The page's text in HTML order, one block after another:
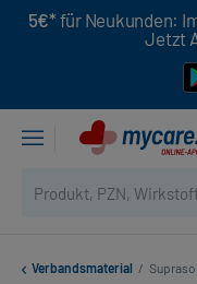
5€* für Neukunden:
Jetzt
Verbandsmaterial /